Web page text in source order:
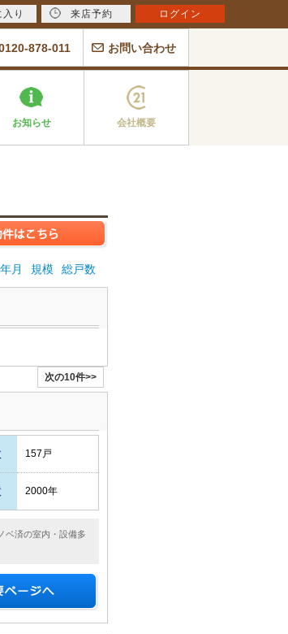
878-011 お問い合わせ
お知らせ 会社概要
月 規模 総戸数
次の10件>>
157戸
2000年
ベ済の室内・設備多
り 来店予約 ログイン